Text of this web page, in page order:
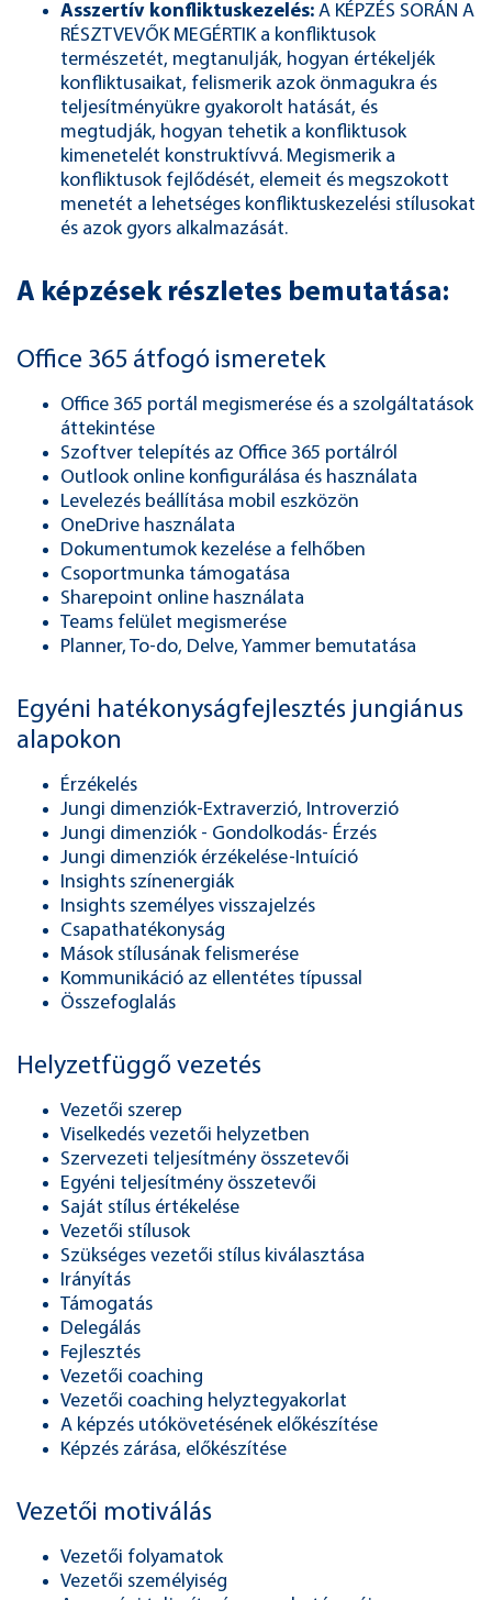
Asszertív konfliktuskezelés: A KÉPZÉS SORÁN A
RÉSZTVEVŐK MEGÉRTIK a konfliktusok
természetét, megtanulják, hogyan értékeljék
konfliktusaikat, felismerik azok önmagukra és
teljesítményükre gyakorolt hatását, és
megtudják, hogyan tehetik a konfliktusok
kimenetelét konstruktívvá. Megismerik a
konfliktusok fejlődését, elemeit és megszokott
menetét a lehetséges konfliktuskezelési stílusokat
és azok gyors alkalmazását.
A képzések részletes bemutatása:
Office 365 átfogó ismeretek
Office 365 portál megismerése és a szolgáltatások
áttekintése
Szoftver telepítés az Office 365 portálról
Outlook online konfigurálása és használata
Levelezés beállítása mobil eszközön
OneDrive használata
Dokumentumok kezelése a felhőben
Csoportmunka támogatása
Sharepoint online használata
Teams felület megismerése
Planner, To-do, Delve, Yammer bemutatása
Egyéni hatékonyságfejlesztés jungiánus
alapokon
Érzékelés
Jungi dimenziók-Extraverzió, Introverzió
Jungi dimenziók - Gondolkodás- Érzés
Jungi dimenziók érzékelése-Intuíció
Insights színenergiák
Insights személyes visszajelzés
Csapathatékonyság
Mások stílusának felismerése
Kommunikáció az ellentétes típussal
Összefoglalás
Helyzetfüggő vezetés
Vezetői szerep
Viselkedés vezetői helyzetben
Szervezeti teljesítmény összetevői
Egyéni teljesítmény összetevői
Saját stílus értékelése
Vezetői stílusok
Szükséges vezetői stílus kiválasztása
Irányítás
Támogatás
Delegálás
Fejlesztés
Vezetői coaching
Vezetői coaching helyztegyakorlat
A képzés utókövetésének előkészítése
Képzés zárása, előkészítése
Vezetői motiválás
Vezetői folyamatok
Vezetői személyiség